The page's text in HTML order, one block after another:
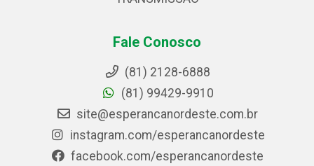
Fale Conosco
(81) 2128-6888
(81) 99429-9910
site@esperancanordeste.com.br
instagram.com/esperancanordeste
facebook.com/esperancanordeste